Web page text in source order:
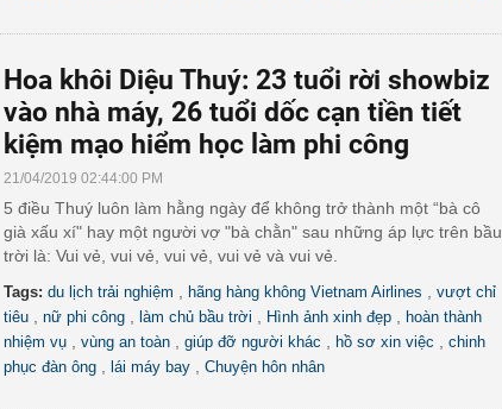
Hoa khôi Diệu Thuý: 23 tuổi rời showbiz
vào nhà máy, 26 tuổi dốc cạn tiền tiết
kiệm mạo hiểm học làm phi công
21/04/2019 02:44:00 PM
5 điều Thuý luôn làm hằng ngày để không trở thành một “bà cô
già xấu xí" hay một người vợ "bà chằn" sau những áp lực trên bầu
trời là: Vui vẻ, vui vẻ, vui vẻ, vui vẻ và vui vẻ.
Tags: du lịch trải nghiệm hãng hàng không Vietnam Airlines
vượt chỉ
tiêu
nữ phi công làm chủ bầu trời Hình ảnh xinh đẹp
hoàn thành
nhiệm vụ
vùng an toàn giúp đỡ người khác hồ sơ xin việc
chinh
phục đàn ông
lái máy bay Chuyện hôn nhân